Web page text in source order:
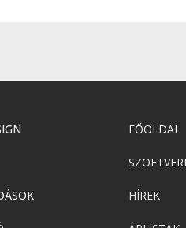
FŐOLDAL
HÍREK